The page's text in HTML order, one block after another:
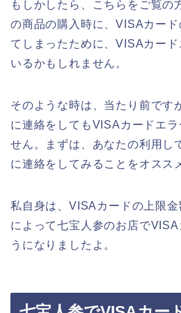
もしかしたら、こちらをご覧の
の商品の購入時に、VISAカード
てしまったために、VISAカー
いるかもしれません。
そのような時は、当たり前です
に連絡をしてもVISAカードエ
せん。まずは、あなたの利用し
に連絡をしてみることをオスス
私自身は、VISAカードの上限
によって七宝人参のお店で
うになりましたよ。